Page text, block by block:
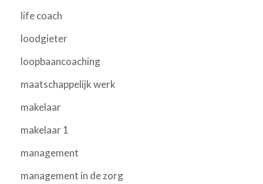
life coach
loodgieter
loopbaancoaching
maatschappelijk werk
makelaar
makelaar 1
management
management in de zorg